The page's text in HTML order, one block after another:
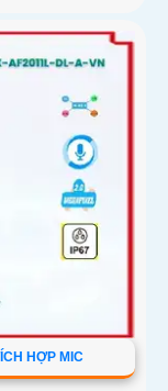
HỢP MIC